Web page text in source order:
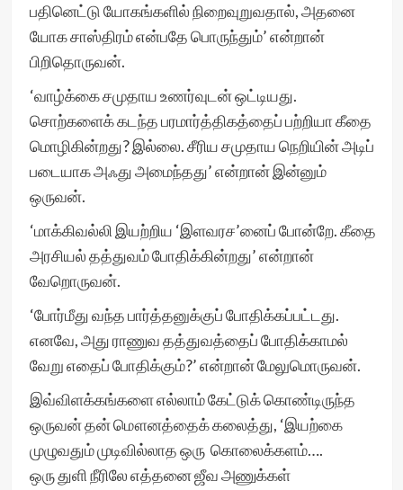
பதினெட்டு யோகங்களில் நிறைவுறுவதால், அதனை
யோக சாஸ்திரம் என்பதே பொருந்தும்’ என்றான்
பிறிதொருவன்.
‘வாழ்க்கை சமுதாய உணர்வுடன் ஒட்டியது.
சொற்களைக் கடந்த பரமார்த்திகத்தைப் பற்றியா கீதை
மொழிகின்றது? இல்லை. சீரிய சமுதாய நெறியின் அடிப்
படையாக அஃது அமைந்தது’ என்றான் இன்னும்
ஒருவன்.
‘மாக்கிவல்லி இயற்றிய ‘இளவரச’னைப் போன்றே. கீதை
அரசியல் தத்துவம் போதிக்கின்றது’ என்றான்
வேறொருவன்.
‘போர்மீது வந்த பார்த்தனுக்குப் போதிக்கப்பட்டது.
எனவே, அது ராணுவ தத்துவத்தைப் போதிக்காமல்
வேறு எதைப் போதிக்கும்?’ என்றான் மேலுமொருவன்.
இவ்விளக்கங்களை எல்லாம் கேட்டுக் கொண்டிருந்த
ஒருவன் தன் மௌனத்தைக் கலைத்து, ‘இயற்கை
முழுவதும் முடிவில்லாத ஒரு கொலைக்களம்….
ஒரு துளி நீரிலே எத்தனை ஜீவ அணுக்கள்